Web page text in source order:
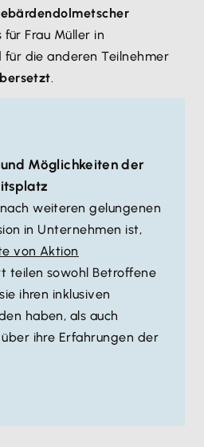
Frau Müller in
die anderen Teilnehmer
.
Möglichkeiten der
weiteren gelungenen
in Unternehmen ist,
von Aktion
teilen sowohl Betroffene
ihren inklusiven
haben, als auch
ihre Erfahrungen der